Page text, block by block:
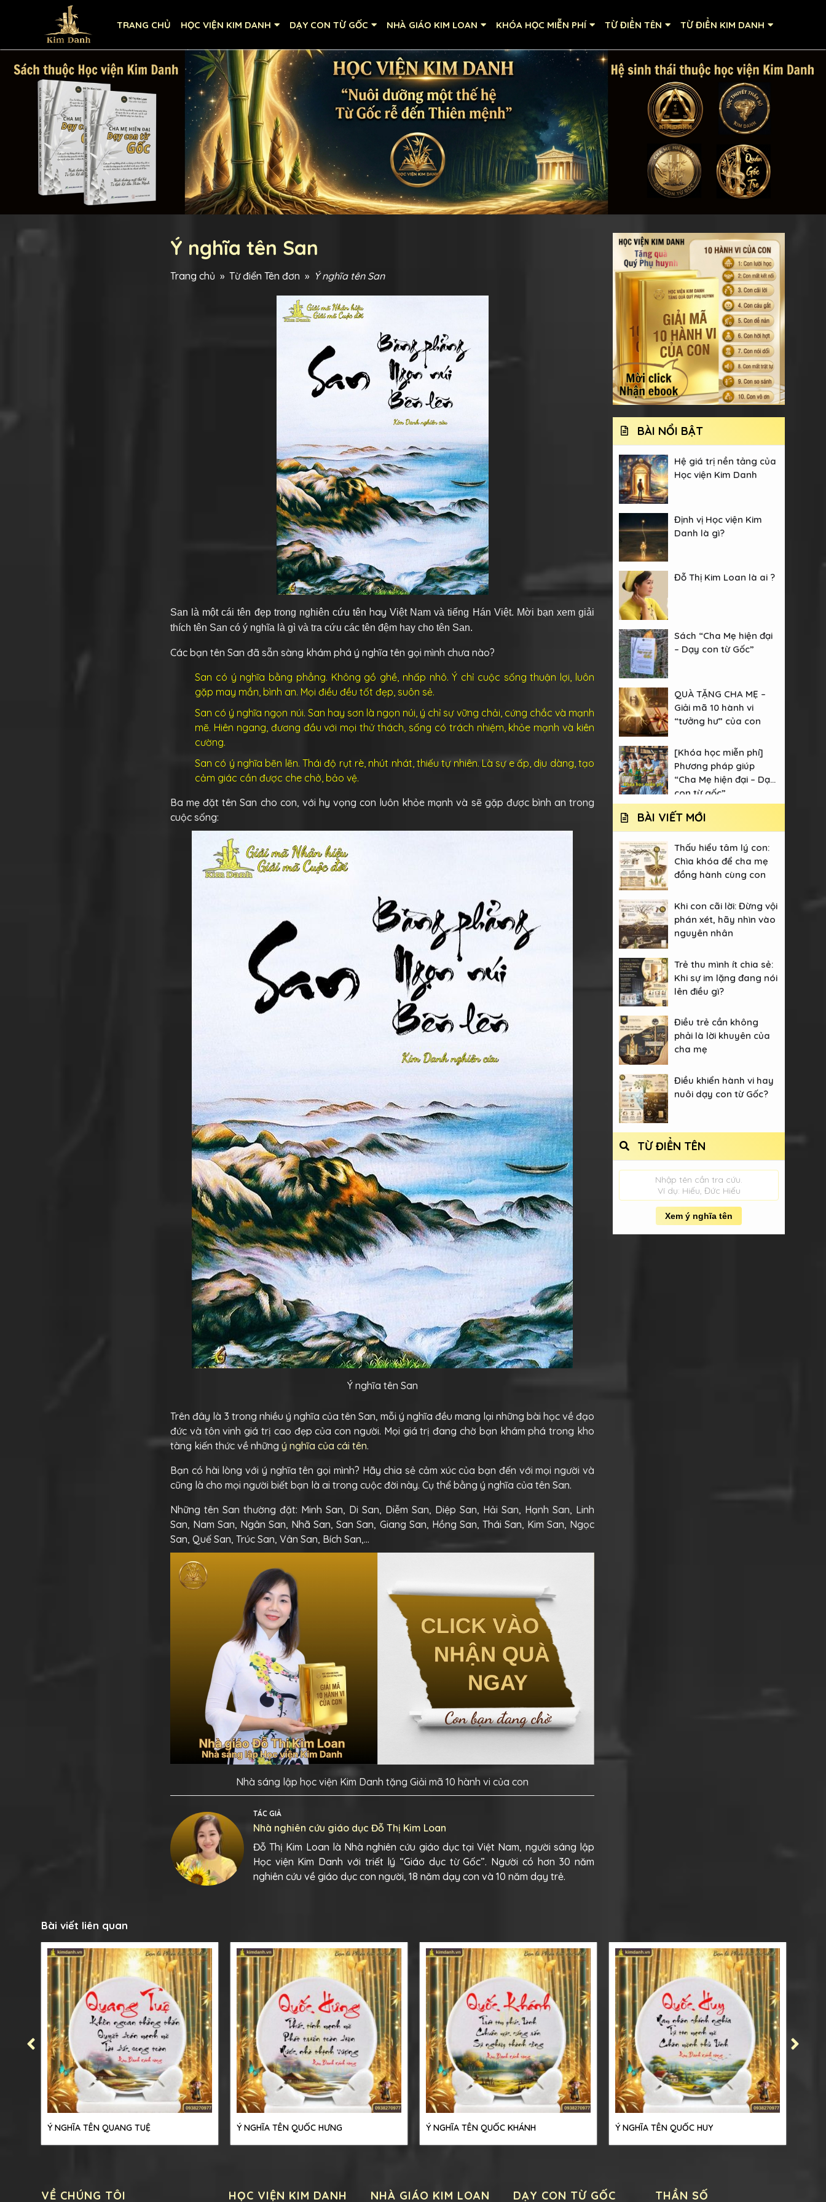
TRANG CHỦ HỌC VIỆN KIM DANH DẠY CON TỪ GỐC NHÀ GIÁO KIM LOAN KHÓA HỌC MIỄN PHÍ TỪ ĐIỂN TÊN TỪ ĐIỂN KIM DANH
Ý nghĩa tên San
Trang chủ » Từ điển Tên đơn » Ý nghĩa tên San
San là một cái tên đẹp trong nghiên cứu tên hay Việt Nam và tiếng Hán Việt. Mời bạn xem giải
thích tên San có ý nghĩa là gì và tra cứu các tên đệm hay cho tên San.
Các bạn tên San đã sẵn sàng khám phá ý nghĩa tên gọi mình chưa nào?
San có ý nghĩa bằng phẳng. Không gồ ghề, nhấp nhô. Ý chỉ cuộc sống thuận lợi, luôn
gặp may mắn, bình an. Mọi điều đều tốt đẹp, suôn sẻ.
San có ý nghĩa ngọn núi. San hay sơn là ngọn núi, ý chỉ sự vững chải, cứng chắc và mạnh
mẽ. Hiên ngang, đương đầu với mọi thử thách, sống có trách nhiệm, khỏe mạnh và kiên
cường.
San có ý nghĩa bẽn lẽn. Thái độ rụt rè, nhút nhát, thiếu tự nhiên. Là sự e ấp, dịu dàng, tạo
cảm giác cần được che chở, bảo vệ.
Ba mẹ đặt tên San cho con, với hy vọng con luôn khỏe mạnh và sẽ gặp được bình an trong
cuộc sống:
Ý nghĩa tên San
Trên đây là 3 trong nhiều ý nghĩa của tên San, mỗi ý nghĩa đều mang lại những bài học về đạo
đức và tôn vinh giá trị cao đẹp của con người. Mọi giá trị đang chờ bạn khám phá trong kho
tàng kiến thức về những ý nghĩa của cái tên.
Bạn có hài lòng với ý nghĩa tên gọi mình? Hãy chia sẻ cảm xúc của bạn đến với mọi người và
cũng là cho mọi người biết bạn là ai trong cuộc đời này. Cụ thể bằng ý nghĩa của tên San.
Những tên San thường đặt: Minh San, Di San, Diễm San, Diệp San, Hải San, Hạnh San, Linh
San, Nam San, Ngân San, Nhã San, San San, Giang San, Hồng San, Thái San, Kim San, Ngọc
San, Quế San, Trúc San, Vân San, Bích San,…
Nhà sáng lập học viện Kim Danh tặng Giải mã 10 hành vi của con
TÁC GIẢ
Nhà nghiên cứu giáo dục Đỗ Thị Kim Loan
Đỗ Thị Kim Loan là Nhà nghiên cứu giáo dục tại Việt Nam, người sáng lập
Học viện Kim Danh với triết lý “Giáo dục từ Gốc”. Người có hơn 30 năm
nghiên cứu về giáo dục con người, 18 năm dạy con và 10 năm dạy trẻ.
BÀI NỔI BẬT
Hệ giá trị nền tảng của
Học viện Kim Danh
Định vị Học viện Kim
Danh là gì?
Đỗ Thị Kim Loan là ai ?
Sách “Cha Mẹ hiện đại
– Dạy con từ Gốc”
QUÀ TẶNG CHA MẸ –
Giải mã 10 hành vi
“tưởng hư” của con
[Khóa học miễn phí]
Phương pháp giúp
“Cha Mẹ hiện đại – Dạy
con từ gốc”
BÀI VIẾT MỚI
Thấu hiểu tâm lý con:
Chìa khóa để cha mẹ
đồng hành cùng con
Khi con cãi lời: Đừng vội
phán xét, hãy nhìn vào
nguyên nhân
Trẻ thu mình ít chia sẻ:
Khi sự im lặng đang nói
lên điều gì?
Điều trẻ cần không
phải là lời khuyên của
cha mẹ
Điều khiển hành vi hay
nuôi dạy con từ Gốc?
TỪ ĐIỂN TÊN
Nhập tên cần tra cứu.
Ví dụ: Hiếu, Đức Hiếu
Xem ý nghĩa tên
Bài viết liên quan
Ý NGHĨA TÊN QUANG TUỆ Ý NGHĨA TÊN QUỐC HƯNG Ý NGHĨA TÊN QUỐC KHÁNH Ý NGHĨA TÊN QUỐC HUY
VỀ CHÚNG TÔI HỌC VIỆN KIM DANH NHÀ GIÁO KIM LOAN DẠY CON TỪ GỐC THẦN SỐ